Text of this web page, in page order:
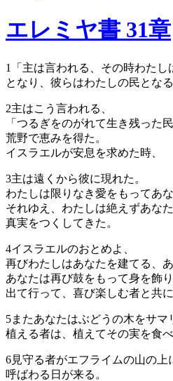
エレミヤ書 31章
1
「主は言われる、その時わた
となり、彼らはわたしの民となる
2主はこう言われる、
「つるぎをのがれて生き残った民
荒野で恵みを得た。
イスラエルが安息を求めた時、
3主は遠くから彼に現れた。
わたしは限りなき愛をもってあ
それゆえ、わたしは絶えずあな
真実をつくしてきた。
4イスラエルのおとめよ、
再びわたしはあなたを建てる、
あなたは再び鼓をもって身を飾り
出て行って、喜び楽しむ者と共に
5またあなたはぶどうの木をサマ
植える者は、植えてその実を食
6見守る者がエフライムの山の上
呼ばわる日が来る。